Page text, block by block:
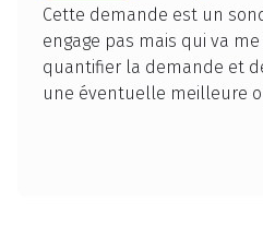
Cette demande est un
engage pas mais qui va
quantifier la demande et
une éventuelle meilleure